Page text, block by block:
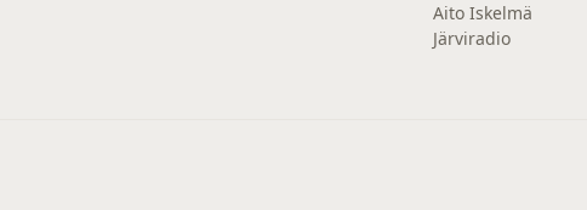
Aito Iskelmä
Järviradio